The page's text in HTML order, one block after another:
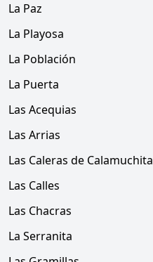
La Paz
La Playosa
La Población
La Puerta
Las Acequias
Las Arrias
Las Caleras de Calamuchita
Las Calles
Las Chacras
La Serranita